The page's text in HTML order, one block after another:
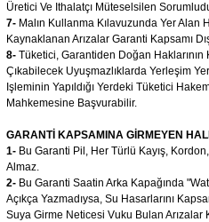
Üretici Ve Ithalatçı Müteselsilen
7- Malın Kullanma Kılavuzunda Yer Alan
Kaynaklanan Arızalar Garanti Kapsamı
8- Tüketici, Garantiden Doğan Haklarının
Çıkabilecek Uyuşmazlıklarda Yerleşim
Işleminin Yapıldığı Yerdeki Tüketici
Mahkemesine Başvurabilir.
GARANTİ KAPSAMINA GİRMEYEN
1- Bu Garanti Pil, Her Türlü Kayış,
Almaz.
2- Bu Garanti Saatin Arka Kapağında
Açıkça Yazmadıysa, Su Hasarlarını
Suya Girme Neticesi Vuku Bulan Arızalar